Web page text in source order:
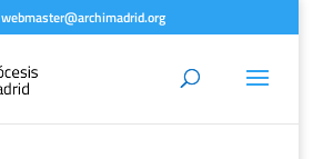
webmaster@archimadrid.org